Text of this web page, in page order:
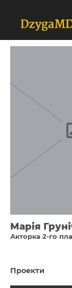
Марія
Акторка 2-го
Проекти